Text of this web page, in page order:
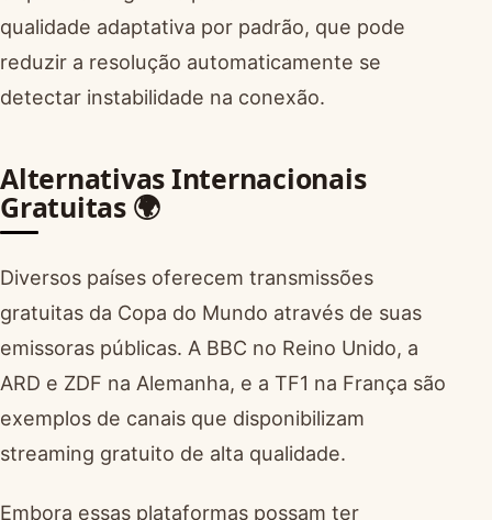
qualidade adaptativa por padrão, que pode
reduzir a resolução automaticamente se
detectar instabilidade na conexão.
Alternativas Internacionais
Gratuitas 🌍
Diversos países oferecem transmissões
gratuitas da Copa do Mundo através de suas
emissoras públicas. A BBC no Reino Unido, a
ARD e ZDF na Alemanha, e a TF1 na França são
exemplos de canais que disponibilizam
streaming gratuito de alta qualidade.
Embora essas plataformas possam ter